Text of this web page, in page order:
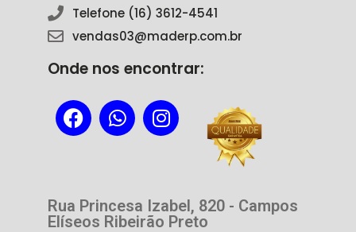
Telefone (16) 3612-4541
vendas03@maderp.com.br
Onde nos encontrar:
Rua Princesa Izabel, 820 - Campos
Elíseos Ribeirão Preto